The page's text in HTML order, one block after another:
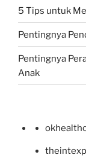
5 Tips untuk
Pentingnya
Pentingnya
Anak